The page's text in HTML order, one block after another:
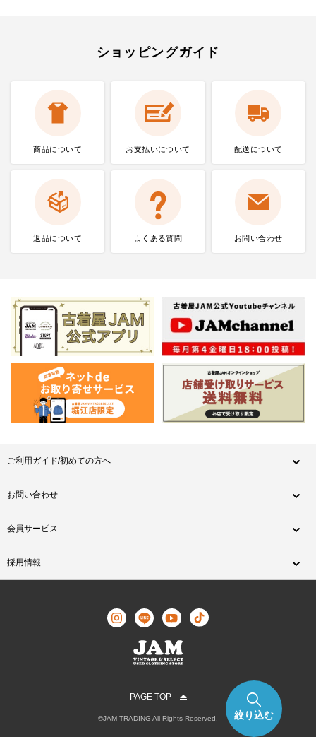
ショッピングガイド
商品について お支払いについて 配送について
返品について よくある質問 お問い合わせ
絞り込む
ご利用ガイド/初めての方へ
お問い合わせ
会員サービス
採用情報
PAGE TOP
©JAM TRADING All Rights Reserved.